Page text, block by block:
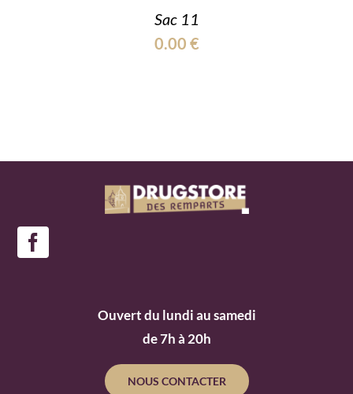
Sac 11
0.00 €
Ouvert du lundi au samedi
de 7h à 20h
NOUS CONTACTER